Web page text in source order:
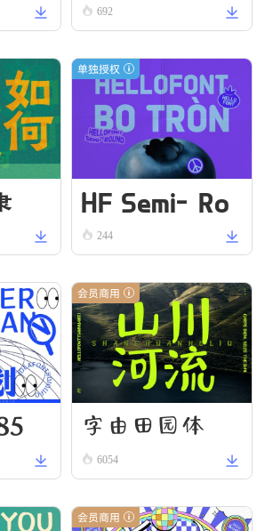
ll 692
单独授权
HF Semi-Ro
und VN Bold
244
会员商用
字由田园体
6054
会员商用